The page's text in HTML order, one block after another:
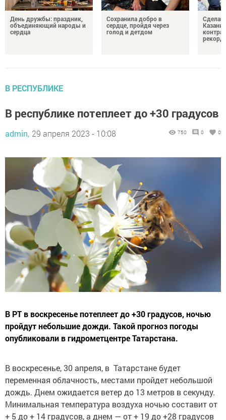
День дружбы: праздник,
объединяющий народы и
сердца
Сохранила добро в
сердце, пройдя через
голод и детдом
Сделай
Казани
В РЕСПУБЛИКЕ
В республике потеплеет до +30 градусов
admin, 29 апреля 2023 - 10:08 750 0 0
В РТ в воскресенье потеплеет до +30 градусов, ночью
пройдут небольшие дожди. Такой прогноз погоды
опубликовали в гидрометцентре Татарстана.
В воскресенье, 30 апреля, в Татарстане будет
переменная облачность, местами пройдет небольшой
дождь. Днем ожидается ветер до 13 метров в секунду.
Минимальная температура воздуха ночью составит от
+ 5 до + 14 градусов, а днем — от + 19 до +28 градусов